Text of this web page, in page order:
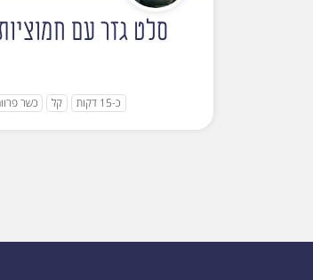
סלט גזר עם
כ-15 דקות קל כשר